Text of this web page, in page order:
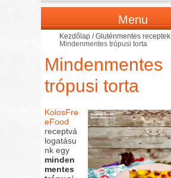
Menu
Kezdőlap /Gluténmentes receptek
Mindenmentes trópusi torta
Mindenmentes
trópusi torta
KolosFre
eFood
receptvá
logatásu
nk egy
minden
mentes